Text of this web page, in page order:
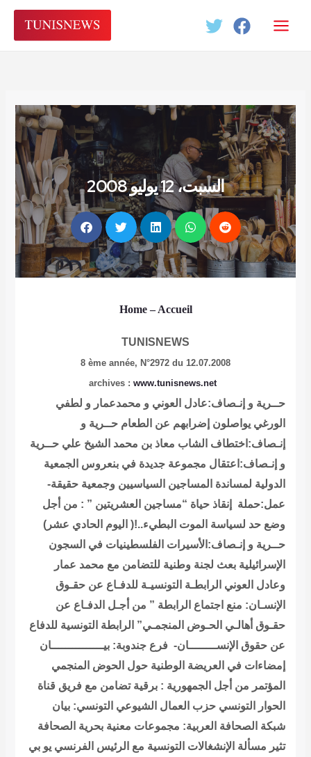
Aller
contenu
السبت، 12 يوليو 2008
Home– Accueil
TUNISNEWS
8 ème année, N°2972 du 12.07.2008
archives : www.tunisnews.net
حــرية و إنـصاف:عادل العوني و محمدعمار و لطفي
الورغي يواصلون إضرابهم عن الطعام حــرية و
إنـصاف:اختطاف الشاب معاذ بن محمد الشيخ علي حــرية
و إنـصاف:اعتقال مجموعة جديدة في بنعروس الجمعية
الدولية لمساندة المساجين السياسيين وجمعية حقيقة-
عمل:حملة إنقاذ حياة “مساجين العشريتين ” : من أجل
وضع حد لسياسة الموت البطيء..!( اليوم الحادي عشر)
حــرية و إنـصاف:الأسيرات الفلسطينيات في السجون
الإسرائيلية بعث لجنة وطنية للتضامن مع محمد عمار
وعادل العوني الرابطـة التونسيـة للدفـاع عن حقـوق
الإنسـان: منع اجتماع الرابطة ” من أجـل الدفـاع عن
حقـوق أهالـي الحـوض المنجمـي” الرابطة التونسية للدفاع
عن حقوق الإنســــــــان- فرع جندوبة: بيـــــــــــــــان
إمضاءات في العريضة الوطنية حول الحوض المنجمي
المؤتمر من أجل الجمهورية : برقية تضامن مع فريق قناة
الحوار التونسي حزب العمال الشيوعي التونسي: بيان
شبكة الصحافة العربية: مجموعات معنية بحرية الصحافة
تثير مسألة الإنشغالات التونسية مع الرئيس الفرنسي يو بي